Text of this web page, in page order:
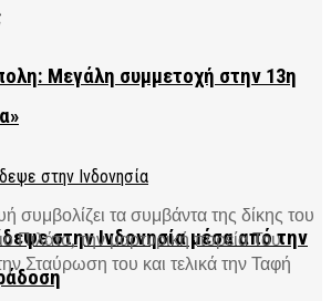
Μεγάλη συμμετοχή στην 13η
στην Ινδονησία μέσα από την
τα συμβάντα της δίκης του
Πιλάτο, την μαρτυρική πορεία Του
Σταύρωση του και τελικά την Ταφή